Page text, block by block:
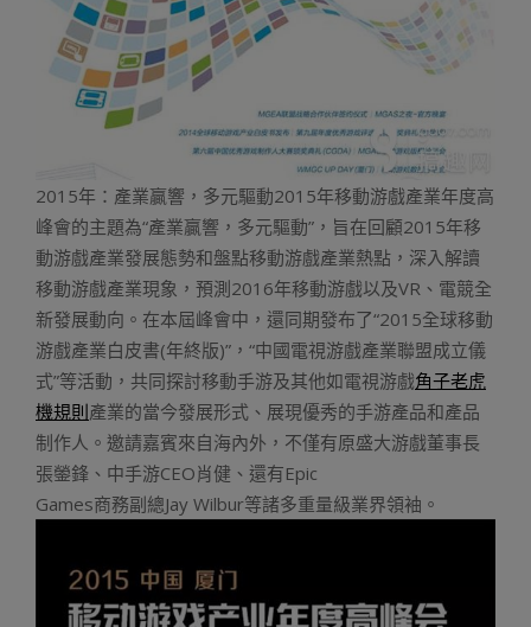
2015年：產業贏響，多元驅動2015年移動游戲產業年度高
峰會的主題為“產業贏響，多元驅動”，旨在回顧2015年移
動游戲產業發展態勢和盤點移動游戲產業熱點，深入解讀
移動游戲產業現象，預測2016年移動游戲以及VR、電競全
新發展動向。在本屆峰會中，還同期發布了“2015全球移動
游戲產業白皮書(年終版)”，“中國電視游戲產業聯盟成立儀
式”等活動，共同探討移動手游及其他如電視游戲角子老虎
機規則產業的當今發展形式、展現優秀的手游產品和產品
制作人。邀請嘉賓來自海內外，不僅有原盛大游戲董事長
張鎣鋒、中手游CEO肖健、還有Epic
Games商務副總Jay Wilbur等諸多重量級業界領袖。